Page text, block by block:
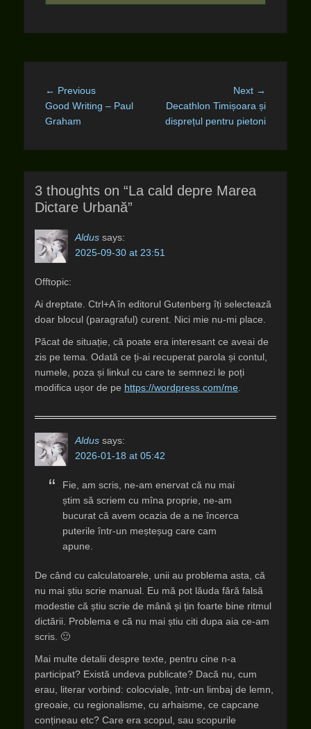
Post
navigation
← PreviousPrevious
post:
Good Writing – Paul
Graham
Next →
post:
Decathlon Timișoara și
disprețul pentru pietoni
3 thoughts on “La cald depre Marea
Dictare Urbană”
Aldus says:
2025-09-30 at 23:51
Offtopic:
Ai dreptate. Ctrl+A în editorul Gutenberg îți selectează
doar blocul (paragraful) curent. Nici mie nu-mi place.
Păcat de situație, că poate era interesant ce aveai de
zis pe tema. Odată ce ți-ai recuperat parola și contul,
numele, poza și linkul cu care te semnezi le poți
modifica ușor de pe https://wordpress.com/me.
Aldus says:
2026-01-18 at 05:42
Fie, am scris, ne-am enervat că nu mai
știm să scriem cu mîna proprie, ne-am
bucurat că avem ocazia de a ne încerca
puterile într-un meșteșug care cam
apune.
De când cu calculatoarele, unii au problema asta, că
nu mai știu scrie manual. Eu mă pot lăuda fără falsă
modestie că știu scrie de mână și țin foarte bine ritmul
dictării. Problema e că nu mai știu citi dupa aia ce-am
scris. 🙂
Mai multe detalii despre texte, pentru cine n-a
participat? Există undeva publicate? Dacă nu, cum
erau, literar vorbind: colocviale, într-un limbaj de lemn,
greoaie, cu regionalisme, cu arhaisme, ce capcane
conțineau etc? Care era scopul, sau scopurile